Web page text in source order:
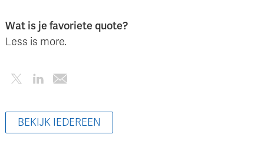
Wat is je favoriete quote?
Less is more.
BEKIJK IEDEREEN